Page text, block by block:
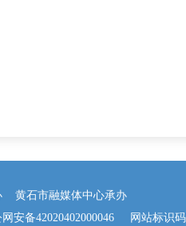
黄石市融媒体中心承办
安备42020402000046 网站标识码